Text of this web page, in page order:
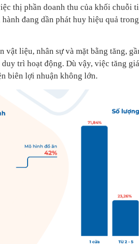
thị phần doanh thu của khối chuỗi
đang dần phát huy hiệu quả
vật liệu, nhân sự và mặt bằng tăng,
trì hoạt động. Dù vậy, việc tăng
biên lợi nhuận không lớn.